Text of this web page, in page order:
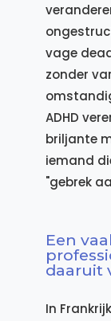
vage
zonder
ADHD
briljante
iemand
"gebrek
Een
daaruit
In